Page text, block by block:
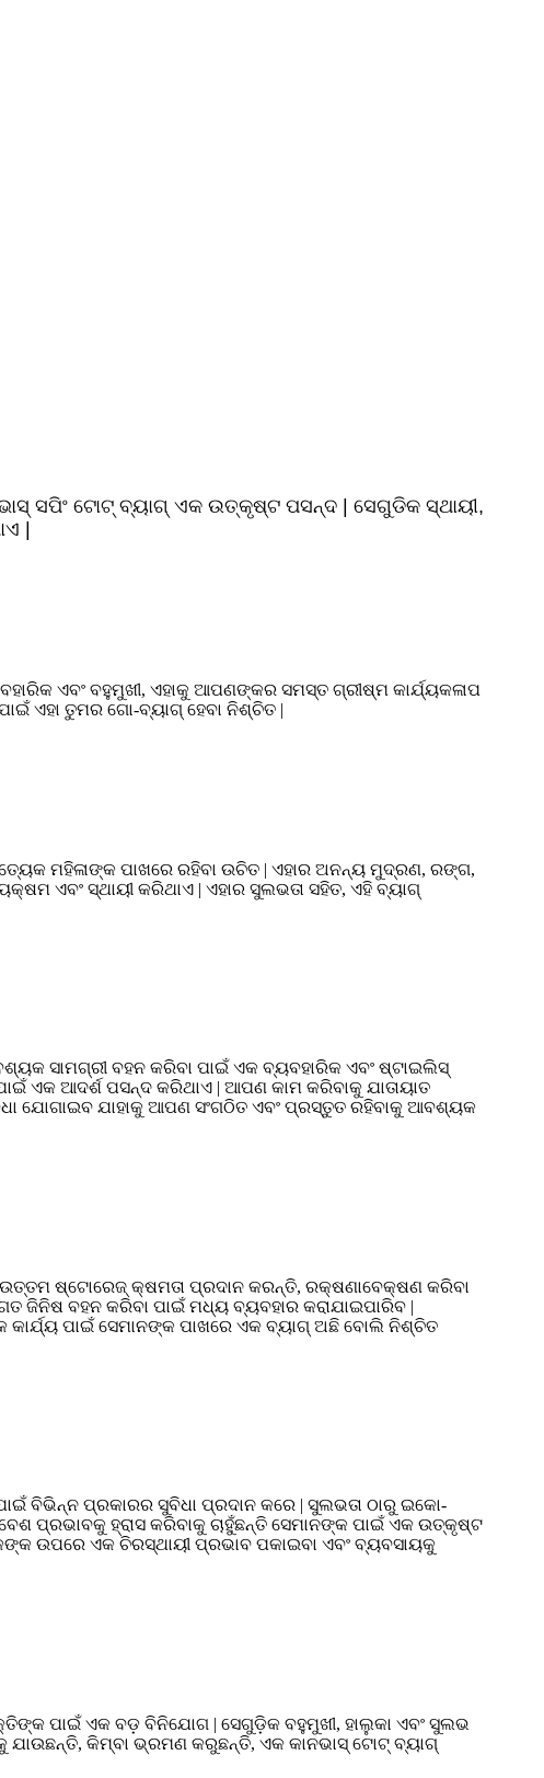
ସପିଂ ଟୋଟ୍ ବ୍ୟାଗ୍ ଏକ ଉତ୍କୃଷ୍ଟ ପସନ୍ଦ | ସେଗୁଡିକ ସ୍ଥାୟୀ,
|
ଏବଂ ବହୁମୁଖୀ, ଏହାକୁ ଆପଣଙ୍କର ସମସ୍ତ ଗ୍ରୀଷ୍ମ କାର୍ଯ୍ୟକଳାପ
ଏହା ତୁମର ଗୋ-ବ୍ୟାଗ୍ ହେବା ନିଶ୍ଚିତ |
ମହିଳାଙ୍କ ପାଖରେ ରହିବା ଉଚିତ | ଏହାର ଅନନ୍ୟ ମୁଦ୍ରଣ, ରଙ୍ଗ,
ଏବଂ ସ୍ଥାୟୀ କରିଥାଏ | ଏହାର ସୁଲଭତା ସହିତ, ଏହି ବ୍ୟାଗ୍
ସାମଗ୍ରୀ ବହନ କରିବା ପାଇଁ ଏକ ବ୍ୟବହାରିକ ଏବଂ ଷ୍ଟାଇଲିସ୍
ଏକ ଆଦର୍ଶ ପସନ୍ଦ କରିଥାଏ | ଆପଣ କାମ କରିବାକୁ ଯାତାୟାତ
ଯୋଗାଇବ ଯାହାକୁ ଆପଣ ସଂଗଠିତ ଏବଂ ପ୍ରସ୍ତୁତ ରହିବାକୁ ଆବଶ୍ୟକ
ଷ୍ଟୋରେଜ୍ କ୍ଷମତା ପ୍ରଦାନ କରନ୍ତି, ରକ୍ଷଣାବେକ୍ଷଣ କରିବା
ଜିନିଷ ବହନ କରିବା ପାଇଁ ମଧ୍ୟ ବ୍ୟବହାର କରାଯାଇପାରିବ |
ପାଇଁ ସେମାନଙ୍କ ପାଖରେ ଏକ ବ୍ୟାଗ୍ ଅଛି ବୋଲି ନିଶ୍ଚିତ
ବିଭିନ୍ନ ପ୍ରକାରର ସୁବିଧା ପ୍ରଦାନ କରେ | ସୁଲଭତା ଠାରୁ ଇକୋ-
ପ୍ରଭାବକୁ ହ୍ରାସ କରିବାକୁ ଚାହୁଁଛନ୍ତି ସେମାନଙ୍କ ପାଇଁ ଏକ ଉତ୍କୃଷ୍ଟ
ଉପରେ ଏକ ଚିରସ୍ଥାୟୀ ପ୍ରଭାବ ପକାଇବା ଏବଂ ବ୍ୟବସାୟକୁ
ପାଇଁ ଏକ ବଡ଼ ବିନିଯୋଗ | ସେଗୁଡ଼ିକ ବହୁମୁଖୀ, ହାଲୁକା ଏବଂ ସୁଲଭ
ଯାଉଛନ୍ତି, କିମ୍ବା ଭ୍ରମଣ କରୁଛନ୍ତି, ଏକ କାନଭାସ୍ ଟୋଟ୍ ବ୍ୟାଗ୍